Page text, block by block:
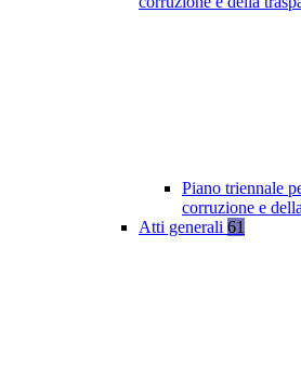
Piano triennale
corruzione e
Atti generali 61